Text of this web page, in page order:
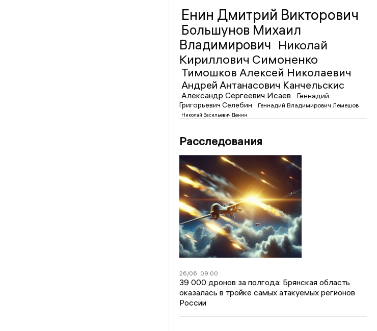
Енин Дмитрий Викторович
Большунов Михаил
Владимирович Николай
Кириллович Симоненко
Тимошков Алексей Николаевич
Андрей Антанасович Канчельскис
Александр Сергеевич Исаев
Геннадий
Григорьевич Селебин
Геннадий Владимирович Лемешов
Николай Васильевич Денин
Расследования
26/06 09:00
39 000 дронов за полгода: Брянская область
оказалась в тройке самых атакуемых регионов
России